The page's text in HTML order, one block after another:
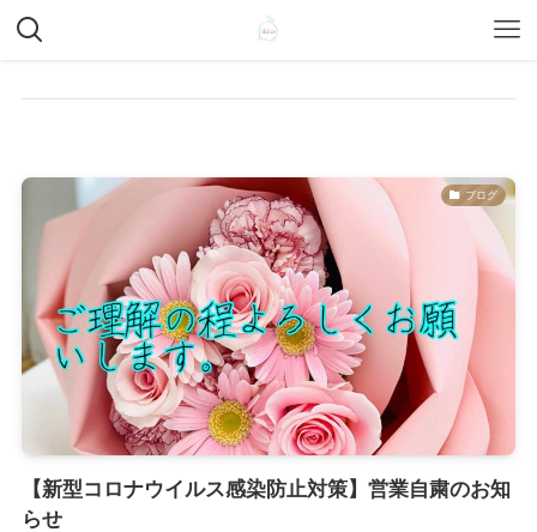
ブログ
【新型コロナウイルス感染防止対策】営業自粛のお知
らせ